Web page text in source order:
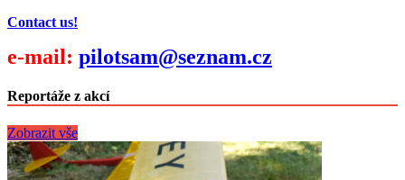
Contact us!
e-mail: pilotsam@seznam.cz
Reportáže z akcí
Zobrazit vše